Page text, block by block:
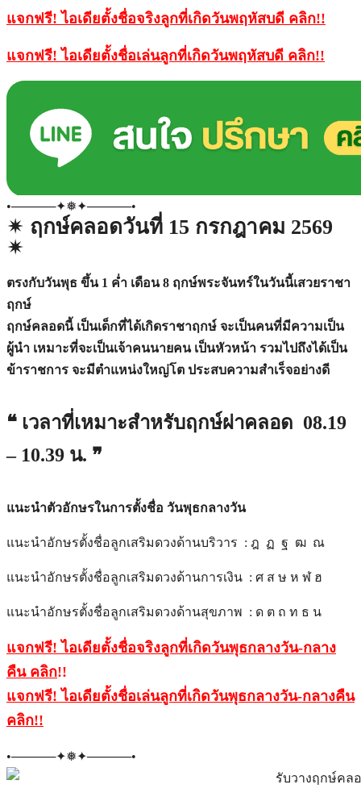
แจกฟรี! ไอเดียตั้งชื่อจริงลูกที่เกิดวันพฤหัสบดี คลิก!!
แจกฟรี! ไอเดียตั้งชื่อเล่นลูกที่เกิดวันพฤหัสบดี คลิก!!
•─────✦❅✦─────•
✴︎ ฤกษ์คลอดวันที่ 15 กรกฎาคม 2569
✴︎
ตรงกับวันพุธ ขึ้น 1 ค่ำ เดือน 8 ฤกษ์พระจันทร์ในวันนี้เสวยราชา
ฤกษ์
ฤกษ์คลอดนี้ เป็นเด็กที่ได้เกิดราชาฤกษ์ จะเป็นคนที่มีความเป็น
ผู้นำ เหมาะที่จะเป็นเจ้าคนนายคน เป็นหัวหน้า รวมไปถึงได้เป็น
ข้าราชการ จะมีตำแหน่งใหญ่โต ประสบความสำเร็จอย่างดี
❝ เวลาที่เหมาะสำหรับฤกษ์ผ่าคลอด 08.19
– 10.39 น. ❞
แนะนำตัวอักษรในการตั้งชื่อ วันพุธกลางวัน
แนะนำอักษรตั้งชื่อลูกเสริมดวงด้านบริวาร : ฎ ฏ ฐ ฒ ณ
แนะนำอักษรตั้งชื่อลูกเสริมดวงด้านการเงิน : ศ ส ษ ห ฬ ฮ
แนะนำอักษรตั้งชื่อลูกเสริมดวงด้านสุขภาพ : ด ต ถ ท ธ น
แจกฟรี! ไอเดียตั้งชื่อจริงลูกที่เกิดวันพุธกลางวัน-กลาง
คืน คลิก!!
แจกฟรี! ไอเดียตั้งชื่อเล่นลูกที่เกิดวันพุธกลางวัน-กลางคืน
คลิก!!
•─────✦❅✦─────•